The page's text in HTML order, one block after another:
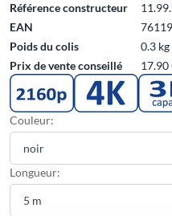
Référence constructeur
EAN
Poids du colis
0.3 kg
Prix de vente conseillé
17.90
Couleur:
Longueur: